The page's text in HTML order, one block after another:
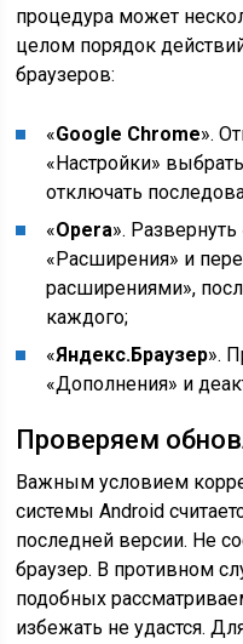
процедура может
целом порядок
браузеров:
«Google Chrome».
«Настройки»
отключать
«Opera».
«Расширения» и
расширениями»,
каждого;
«Яндекс.Браузер».
«Дополнения» и
Проверяем
Важным условием
системы Android
последней версии. Не
браузер. В противном
подобных
избежать не удастся.